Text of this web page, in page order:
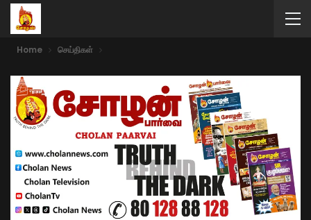
Home செய்திகள்